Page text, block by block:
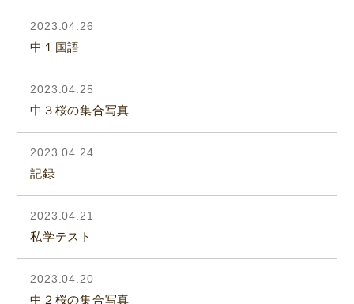
2023.04.26
中１国語
2023.04.25
中３桜の集合写真
2023.04.24
記録
2023.04.21
私学テスト
2023.04.20
中２桜の集合写真